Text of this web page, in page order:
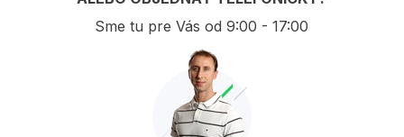
Sme tu pre Vás od 9:00 - 17:00